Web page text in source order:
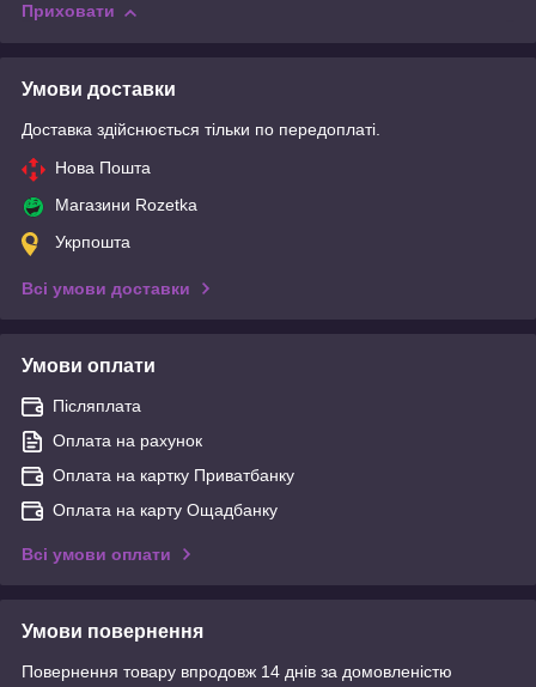
Приховати
Умови доставки
Доставка здійснюється тільки по передоплаті.
Нова Пошта
Магазини Rozetka
Укрпошта
Всі умови доставки
Умови оплати
Післяплата
Оплата на рахунок
Оплата на картку Приватбанку
Оплата на карту Ощадбанку
Всі умови оплати
Умови повернення
Повернення товару впродовж 14 днів за домовленістю